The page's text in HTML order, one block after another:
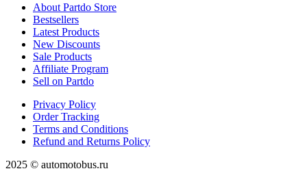
About Partdo Store
Bestsellers
Latest Products
New Discounts
Sale Products
Affiliate Program
Sell on Partdo
Privacy Policy
Order Tracking
Terms and Conditions
Refund and Returns Policy
2025 © automotobus.ru